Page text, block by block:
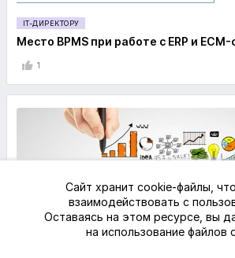
IT-ДИРЕКТОРУ
Место ВPMS при работе с ERP и
1
Сайт хранит cookie-файлы,
взаимодействовать с
Оставаясь на этом ресурсе, вы
на использование файлов